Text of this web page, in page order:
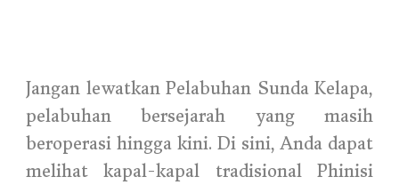
Jangan lewatkan Pelabuhan Sunda Kelapa,
pelabuhan bersejarah yang masih
beroperasi hingga kini. Di sini, Anda dapat
melihat kapal-kapal tradisional Phinisi